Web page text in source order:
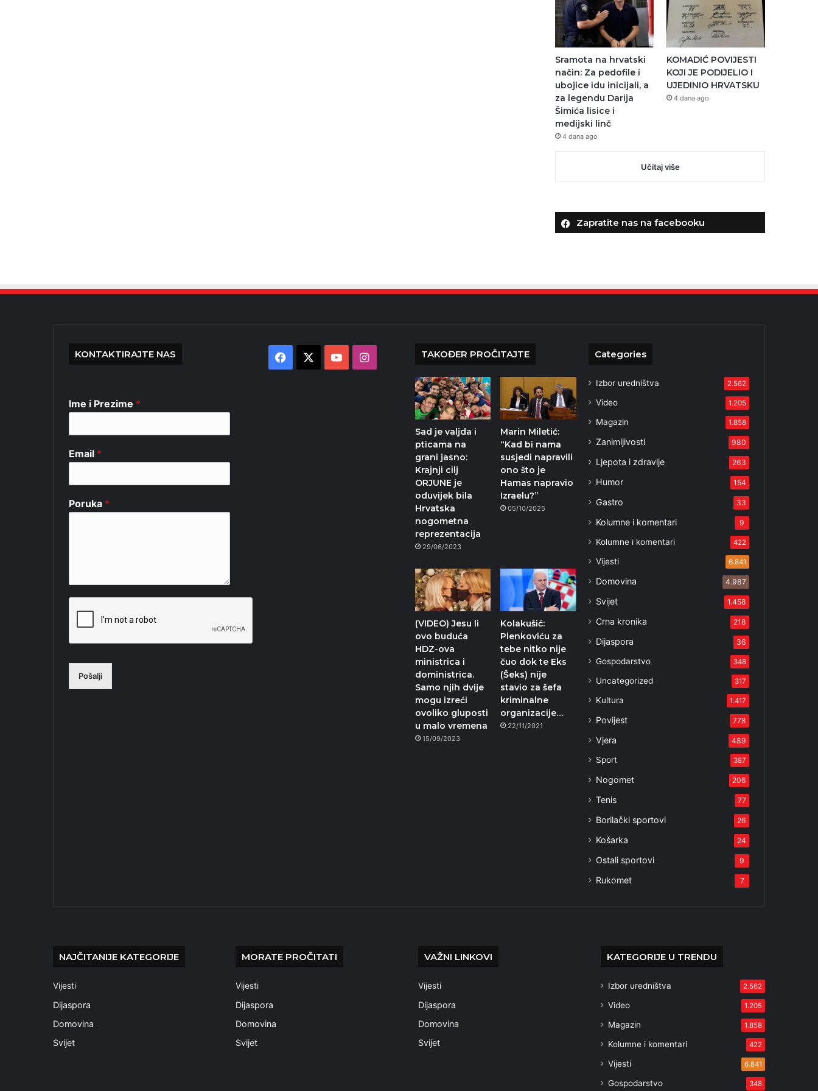
Sramota na hrvatski
način: Za pedofile i
ubojice idu inicijali, a
za legendu Darija
Šimića lisice i
medijski linč
4 dana ago
KOMADIĆ POVIJESTI
KOJI JE PODIJELIO I
UJEDINIO HRVATSKU
4 dana ago
Učitaj više
Zapratite nas na facebooku
KONTAKTIRAJTE NAS
Ime i Prezime *
Email *
Poruka *
Pošalji
Facebook YouTubeInstagram TAKOĐER PROČITAJTE
Sad je valjda i
pticama na
grani jasno:
Krajnji cilj
ORJUNE je
oduvijek bila
Hrvatska
nogometna
reprezentacija
29/06/2023
Marin Miletić:
“Kad bi nama
susjedi napravili
ono što je
Hamas napravio
Izraelu?”
05/10/2025
(VIDEO) Jesu li
ovo buduća
HDZ-ova
ministrica i
doministrica.
Samo njih dvije
mogu izreći
ovoliko gluposti
u malo vremena
15/09/2023
Kolakušić:
Plenkoviću za
tebe nitko nije
čuo dok te Eks
(Šeks) nije
stavio za šefa
kriminalne
organizacije…
22/11/2021
Categories
Izbor uredništva 2.562
Video 1.205
Magazin 1.858
Zanimljivosti 980
Ljepota i zdravlje 263
Humor 154
Gastro 33
Kolumne i komentari 9
Kolumne i komentari 422
Vijesti 6.841
Domovina 4.987
Svijet 1.458
Crna kronika 218
Dijaspora 36
Gospodarstvo 348
Uncategorized 317
Kultura 1.417
Povijest 778
Vjera 489
Sport 387
Nogomet 206
Tenis 77
Borilački sportovi 26
Košarka 24
Ostali sportovi 9
Rukomet 7
NAJČITANIJE KATEGORIJE
Vijesti
Dijaspora
Domovina
Svijet
MORATE PROČITATI
Vijesti
Dijaspora
Domovina
Svijet
VAŽNI LINKOVI
Vijesti
Dijaspora
Domovina
Svijet
KATEGORIJE U TRENDU
Izbor uredništva 2.562
Video 1.205
Magazin 1.858
Kolumne i komentari 422
Vijesti 6.841
Gospodarstvo 348